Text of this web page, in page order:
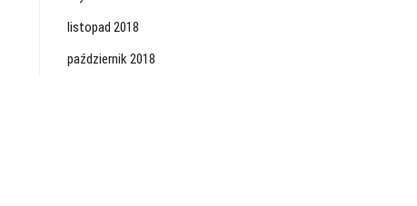
listopad 2018
październik 2018